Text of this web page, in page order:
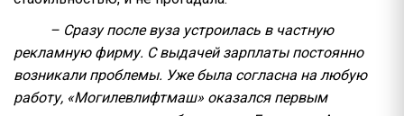
– Сразу после вуза устроилась в частную
рекламную фирму. С выдачей зарплаты постоянно
возникали проблемы. Уже была согласна на любую
работу, «Могилевлифтмаш» оказался первым